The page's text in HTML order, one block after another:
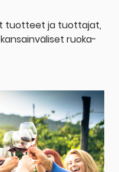
tuotteet ja tuottajat,
ruoka-